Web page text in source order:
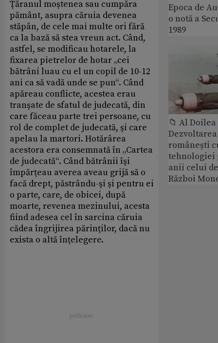
Ţăranul moştenea sau cumpăra
pământ, asupra căruia devenea
stăpân, de cele mai multe ori fără
ca la bază să stea vreun act. Când,
astfel, se modificau hotarele, la
fixarea pietrelor de hotar „cei
bătrâni luau cu el un copil de 10-12
ani ca să vadă unde se pun“. Când
apăreau conflicte, acestea erau
tranşate de sfatul de judecată, din
care făceau parte trei persoane, cu
rol de complet de judecată, şi care
apelau la martori. Hotărârea
acestora era consemnată în „Cartea
de judecată“. Când bătrânii îşi
împărţeau averea aveau grijă să o
facă drept, păstrându-şi şi pentru ei
o parte, care, de obicei, după
moarte, revenea mezinului, acesta
fiind adesea cel în sarcina căruia
cădea îngrijirea părinţilor, dacă nu
exista o altă înţelegere.
Epoca de
o notă a
1989
📁 Al
românești
tehnologiei
anii celui
Război